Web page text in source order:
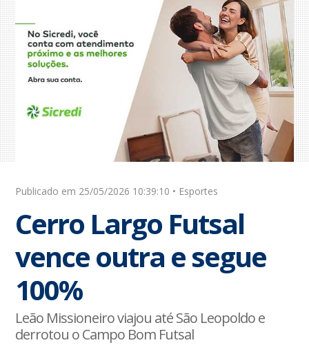
Publicado em 25/05/2026 10:39:10 • Esportes
Cerro Largo Futsal
vence outra e segue
100%
Leão Missioneiro viajou até São Leopoldo e
derrotou o Campo Bom Futsal